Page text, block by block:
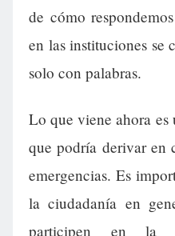
de cómo
en las instituciones se
solo con palabras.
Lo que viene ahora es
que podría derivar en
emergencias. Es
la ciudadanía en
participen en la